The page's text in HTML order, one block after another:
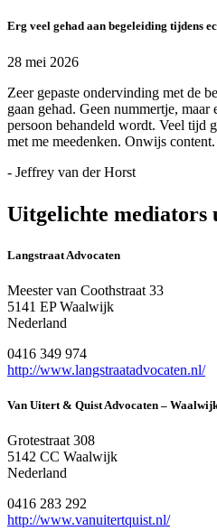
Erg veel gehad aan begeleiding tijdens
28 mei 2026
Zeer gepaste ondervinding met de
gaan gehad. Geen nummertje, maar
persoon behandeld wordt. Veel tijd
met me meedenken. Onwijs content.
- Jeffrey van der Horst
Uitgelichte mediators
Langstraat Advocaten
Meester van Coothstraat 33
5141 EP Waalwijk
Nederland
0416 349 974
http://www.langstraatadvocaten.nl/
Van Uitert & Quist Advocaten –
Grotestraat 308
5142 CC Waalwijk
Nederland
0416 283 292
http://www.vanuitertquist.nl/